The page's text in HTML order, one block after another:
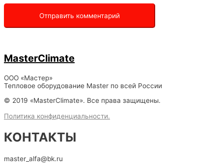
MasterClimate
ООО «Мастер»
Тепловое оборудование Master по всей России
© 2019 «MasterClimate». Все права защищены.
Политика конфиденциальности.
КОНТАКТЫ
master_alfa@bk.ru